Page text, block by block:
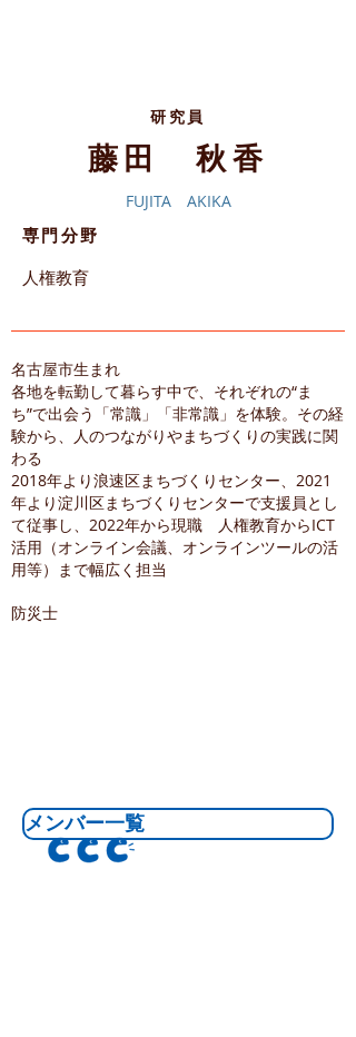
研究員
​藤田 秋香
FUJITA AKIKA
専門分野
​人権教育
名古屋市生まれ
各地を転勤して暮らす中で、それぞれの“ま
ち”で出会う「常識」「非常識」を体験。その経
験から、人のつながりやまちづくりの実践に関
わる
2018年より浪速区まちづくりセンター、2021
年より淀川区まちづくりセンターで支援員とし
て従事し、2022年から現職 人権教育からICT
活用（オンライン会議、オンラインツールの活
用等）まで幅広く担当
防災士
メンバー一覧